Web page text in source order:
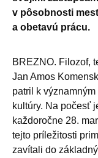
v pôsobnosti
a obetavú prácu.
BREZNO. Filozof,
Jan Amos
patril k
kultúry. Na počesť
každoročne 28.
tejto príležitosti
zavítali do